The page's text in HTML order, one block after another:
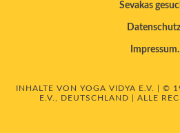
Sevakas
Datenschutz
Impressum
INHALTE VON YOGA VIDYA E.V. | ©
E.V., DEUTSCHLAND | ALLE